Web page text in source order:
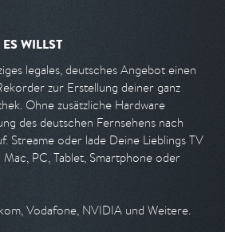
WILLST
legales, deutsches Angebot einen
zur Erstellung deiner ganz
Ohne zusätzliche Hardware
des deutschen Fernsehens nach
Streame oder lade Deine Lieblings TV
PC, Tablet, Smartphone oder
Vodafone, NVIDIA und Weitere.